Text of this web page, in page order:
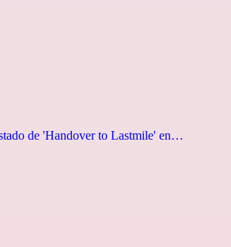
de 'Handover to Lastmile' en…